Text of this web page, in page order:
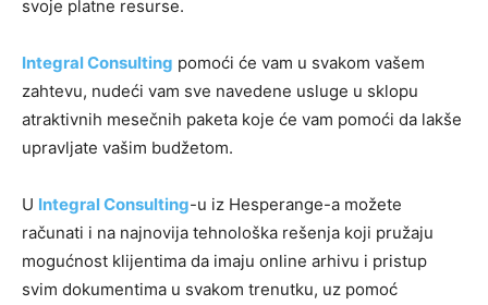
svoje platne resurse.
Integral Consulting pomoći će vam u svakom vašem
zahtevu, nudeći vam sve navedene usluge u sklopu
atraktivnih mesečnih paketa koje će vam pomoći da lakše
upravljate vašim budžetom.
U Integral Consulting-u iz Hesperange-a možete
računati i na najnovija tehnološka rešenja koji pružaju
mogućnost klijentima da imaju online arhivu i pristup
svim dokumentima u svakom trenutku, uz pomoć